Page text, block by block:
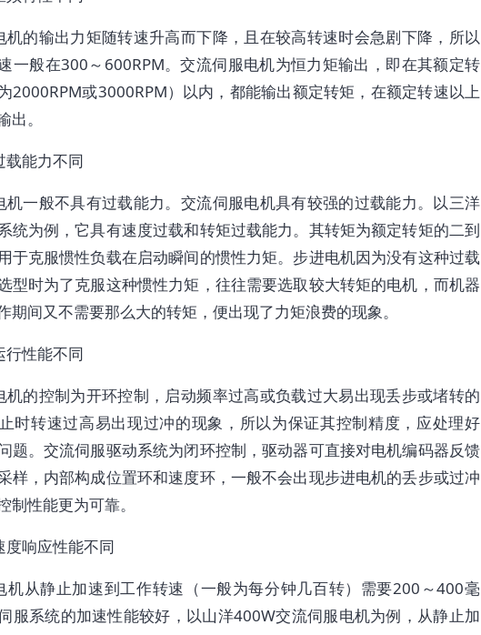
机的输出力矩随转速升高而下降，且在较高转速时会急剧下降，所以
一般在300～600RPM。交流伺服电机为恒力矩输出，即在其额定转
2000RPM或3000RPM）以内，都能输出额定转矩，在额定转速以上
出。
载能力不同
机一般不具有过载能力。交流伺服电机具有较强的过载能力。以三洋
统为例，它具有速度过载和转矩过载能力。其转矩为额定转矩的二到
于克服惯性负载在启动瞬间的惯性力矩。步进电机因为没有这种过载
型时为了克服这种惯性力矩，往往需要选取较大转矩的电机，而机器
期间又不需要那么大的转矩，便出现了力矩浪费的现象。
行性能不同
机的控制为开环控制，启动频率过高或负载过大易出现丢步或堵转的
时转速过高易出现过冲的现象，所以为保证其控制精度，应处理好
题。交流伺服驱动系统为闭环控制，驱动器可直接对电机编码器反馈
样，内部构成位置环和速度环，一般不会出现步进电机的丢步或过冲
制性能更为可靠。
度响应性能不同
机从静止加速到工作转速（一般为每分钟几百转）需要200～400毫
服系统的加速性能较好，以山洋400W交流伺服电机为例，从静止加